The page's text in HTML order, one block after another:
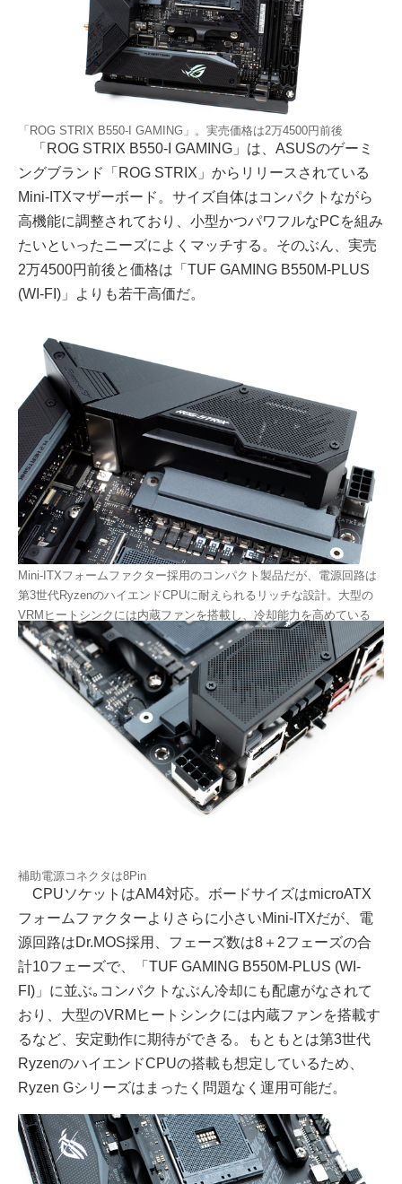
「ROG STRIX B550-I GAMING」。実売価格は2万4500円前後
「ROG STRIX B550-I GAMING」は、ASUSのゲーミ
ングブランド「ROG STRIX」からリリースされている
Mini-ITXマザーボード。サイズ自体はコンパクトながら
高機能に調整されており、小型かつパワフルなPCを組み
たいといったニーズによくマッチする。そのぶん、実売
2万4500円前後と価格は「TUF GAMING B550M-PLUS
(WI-FI)」よりも若干高価だ。
Mini-ITXフォームファクター採用のコンパクト製品だが、電源回路は
第3世代RyzenのハイエンドCPUに耐えられるリッチな設計。大型の
VRMヒートシンクには内蔵ファンを搭載し、冷却能力を高めている
補助電源コネクタは8Pin
CPUソケットはAM4対応。ボードサイズはmicroATX
フォームファクターよりさらに小さいMini-ITXだが、電
源回路はDr.MOS採用、フェーズ数は8＋2フェーズの合
計10フェーズで、「TUF GAMING B550M-PLUS (WI-
FI)」に並ぶ｡コンパクトなぶん冷却にも配慮がなされて
おり、大型のVRMヒートシンクには内蔵ファンを搭載す
るなど、安定動作に期待ができる。もともとは第3世代
RyzenのハイエンドCPUの搭載も想定しているため、
Ryzen Gシリーズはまったく問題なく運用可能だ。